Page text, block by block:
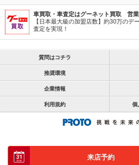
来店予約
車買取・車査定はグーネット買取 営
【日本最大級の加盟店数】約30万のデ
査定を実現！
質問はコチラ
推奨環境
企業情報
利用規約 個